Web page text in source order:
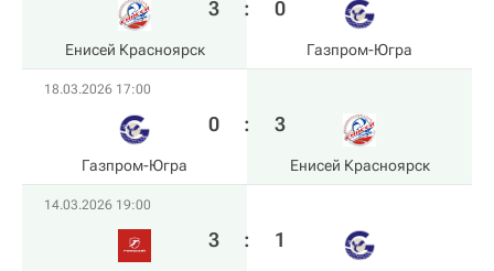
Енисей Красноярск
3 : 0
Газпром-Югра
18.03.2026 17:00
Газпром-Югра
0 : 3
Енисей Красноярск
14.03.2026 19:00
3 : 1